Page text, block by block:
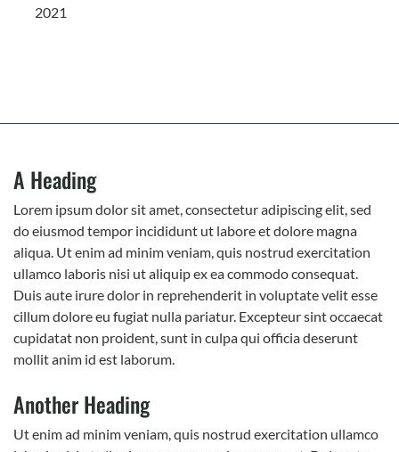
2021
A Heading
Lorem ipsum dolor sit amet, consectetur adipiscing elit, sed
do eiusmod tempor incididunt ut labore et dolore magna
aliqua. Ut enim ad minim veniam, quis nostrud exercitation
ullamco laboris nisi ut aliquip ex ea commodo consequat.
Duis aute irure dolor in reprehenderit in voluptate velit esse
cillum dolore eu fugiat nulla pariatur. Excepteur sint occaecat
cupidatat non proident, sunt in culpa qui officia deserunt
mollit anim id est laborum.
Another Heading
Ut enim ad minim veniam, quis nostrud exercitation ullamco